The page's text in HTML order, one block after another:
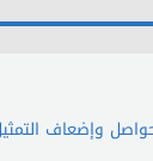
وإضعاف